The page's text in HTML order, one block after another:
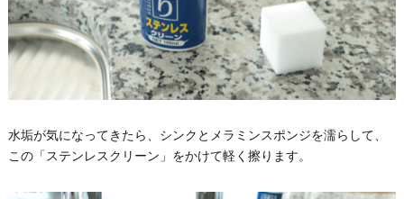
水垢が気になってきたら、シンクとメラミンスポンジを濡らして、
この「ステンレスクリーン」をかけて軽く擦ります。